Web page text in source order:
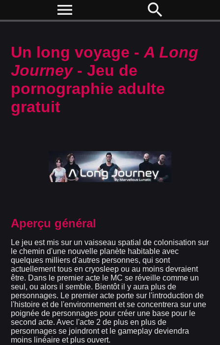
menu search
Un long voyage -A Long
Journey- Jeu de
pornographie adulte
gratuit
Aperçu général
Le jeu est mis sur un vaisseau spatial de colonisation sur
le chemin d'une nouvelle planète habitable avec
quelques milliers d'autres personnes, qui sont
actuellement tous en cryosleep ou au moins devraient
être. Dans le premier acte le MC se réveille comme un
seul, ou alors il semble. Bientôt il y aura plus de
personnages. Le premier acte porte sur l'introduction de
l'histoire et de l'environnement et se concentrera sur une
poignée de personnages pour créer une base pour le
second acte. Avec l'acte 2 de plus en plus de
personnages se joindront et le gameplay deviendra
moins linéaire et plus ouvert.